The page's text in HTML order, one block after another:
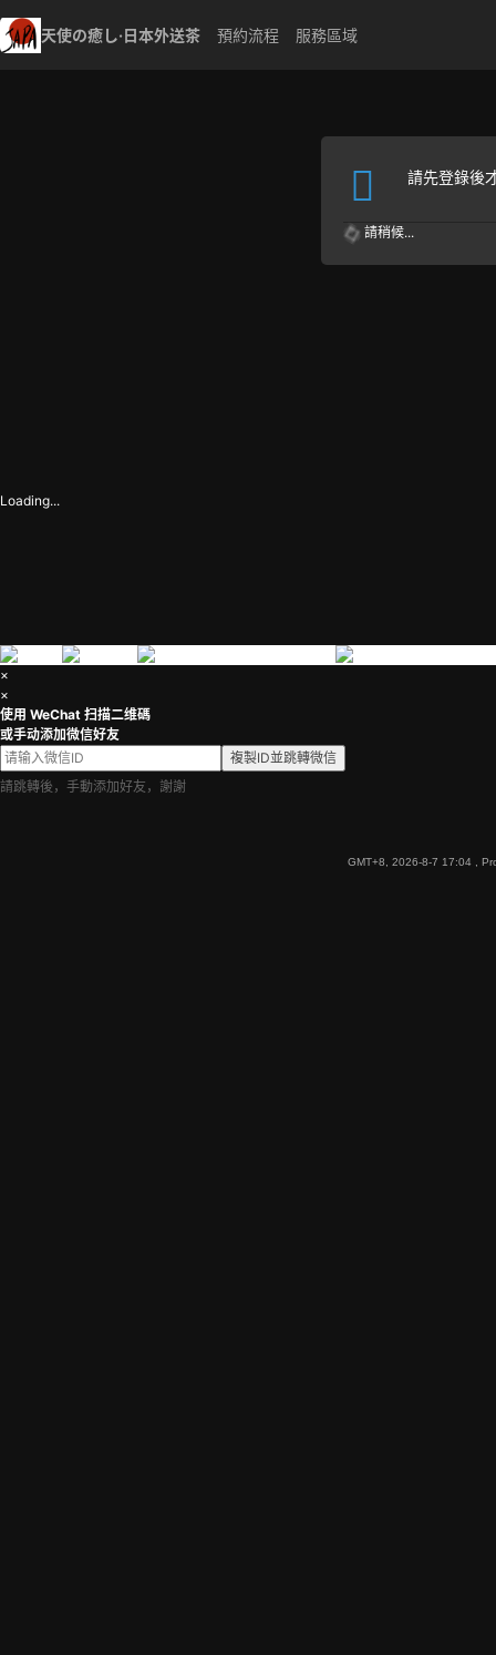
天使の癒し·日本外送茶 預約流程 服務區域
請先登錄後
請稍候...
Loading...
×
×
使用 WeChat 扫描二维碼
或手动添加微信好友
複製ID並跳轉微信
請跳轉後，手動添加好友，謝謝
GMT+8, 2026-8-7 17:04,